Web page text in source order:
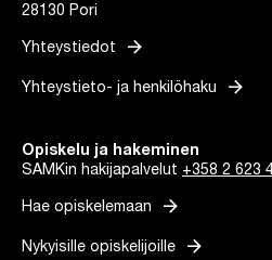
28130 Pori
Yhteystiedot arrow_forward
Yhteystieto- ja henkilöhaku arrow_forward
Opiskelu ja hakeminen
SAMKin hakijapalvelut +358 2 623
Hae opiskelemaan arrow_forward
Nykyisille opiskelijoille arrow_forward